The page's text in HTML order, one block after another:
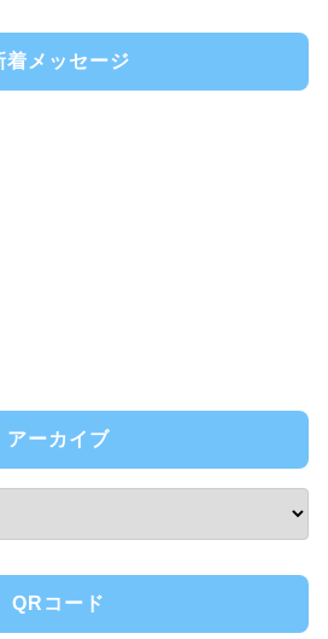
着メッセージ
アーカイブ
QRコード